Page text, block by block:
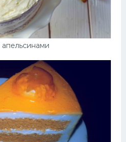
апельсинами